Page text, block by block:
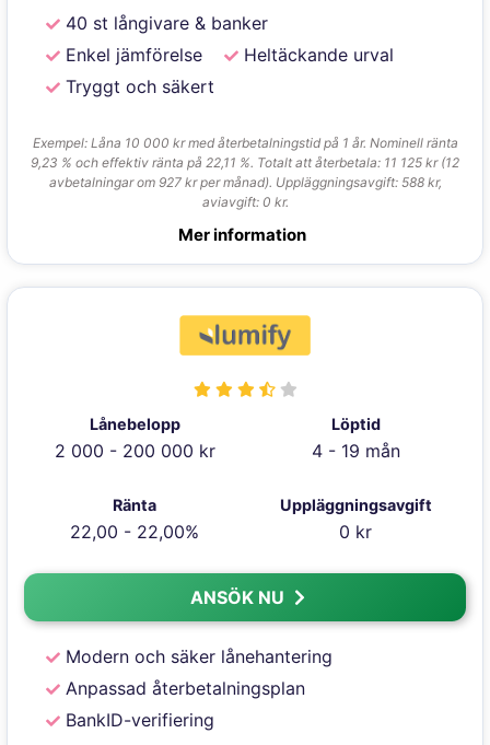
40 st långivare & banker
Enkel jämförelse
Heltäckande urval
Tryggt och säkert
Exempel: Låna 10 000 kr med återbetalningstid på 1 år. Nominell ränta
9,23 % och effektiv ränta på 22,11 %. Totalt att återbetala: 11 125 kr (12
avbetalningar om 927 kr per månad). Uppläggningsavgift: 588 kr,
aviavgift: 0 kr.
Mer information
Lånebelopp
2 000 - 200 000 kr
Löptid
4 - 19 mån
Ränta
22,00 - 22,00%
Uppläggningsavgift
0 kr
ANSÖK NU
Modern och säker lånehantering
Anpassad återbetalningsplan
BankID-verifiering